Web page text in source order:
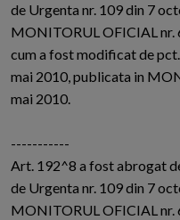
de Urgenta nr. 109 din 7
MONITORUL OFICIAL nr.
cum a fost modificat de pct.
mai 2010, publicata in
mai 2010.
-----------
Art. 192^8 a fost abrogat
de Urgenta nr. 109 din 7
MONITORUL OFICIAL nr.